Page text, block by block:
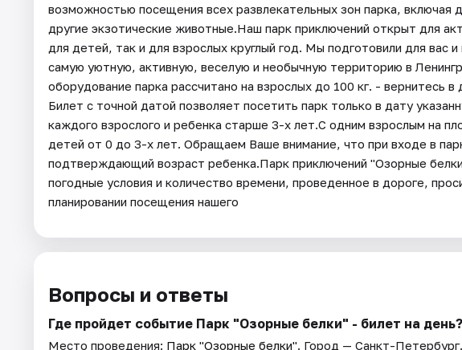
возможностью посещения всех развлекательных зон парка,
другие экзотические животные.Наш парк приключений открыт для
для детей, так и для взрослых круглый год. Мы подготовили для вас
самую уютную, активную, веселую и необычную территорию в
оборудование парка рассчитано на взрослых до 100 кг. - вернитесь
Билет с точной датой позволяет посетить парк только в дату
каждого взрослого и ребенка старше 3-х лет.С одним взрослым на
детей от 0 до 3-х лет. Обращаем Ваше внимание, что при входе в
подтверждающий возраст ребенка.Парк приключений "Озорные
погодные условия и количество времени, проведенное в дороге,
планировании посещения нашего
Вопросы и ответы
Где пройдет событие Парк "Озорные белки" - билет на день?
Место проведения: Парк "Озорные белки". Город — Санкт-Петербург.